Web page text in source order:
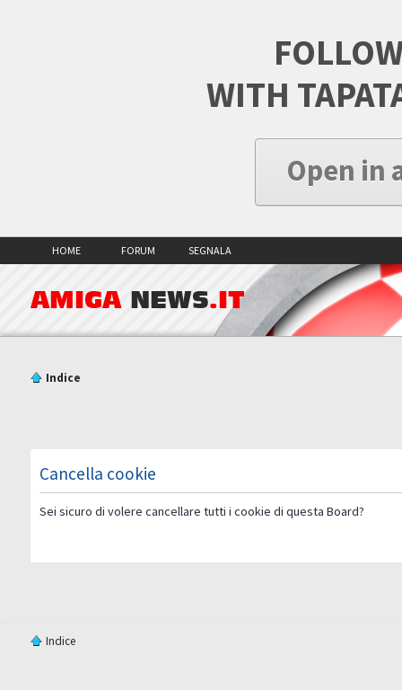
WITH
Open in
HOME FORUM SEGNALA
AMIGA NEWS.IT
Indice
Cancella cookie
Sei sicuro di volere cancellare tutti i cookie di questa Board?
Indice